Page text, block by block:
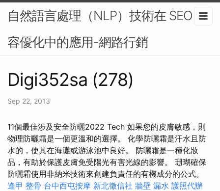
自然語言處理（NLP）技術在 SEO 內
容優化中的應用-網路行銷
Digi352sa (278)
Sep 22, 2013
11個最佳涉及安全防曬2022 Tech 如果您的皮膚敏感，則
物理防曬霜是一個更溫和的選擇。 化學防曬霜是汗水且防
水的，使其在海灘或游泳池中良好。 防曬霜是一種化妝
品，有助於保護皮膚免受陽光有害光線的影響。 珊瑚確保
防曬霜使用非納米技術來創建負責任的有機成分的公式。
逢甲 整骨 台中西屯按摩 新北徵信社 牆壁 漏水 護照代辦